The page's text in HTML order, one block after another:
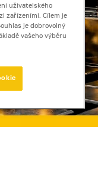
uživatelského
zařízeními. Cílem je
je dobrovolný
vašeho výběru